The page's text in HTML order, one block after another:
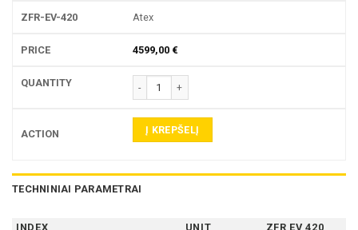
Atex
4599,00 €
produkto kiekis: ZFR EV 420 PRAMONINIS
Į KREPŠELĮ
TECHNINIAI PARAMETRAI
INDEX UNIT
ZFR EV 420